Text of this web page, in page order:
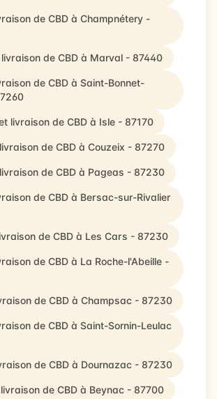
de CBD à Champnétery -
de CBD à Marval - 87440
de CBD à Saint-Bonnet-
livraison de CBD à Isle - 87170
de CBD à Couzeix - 87270
de CBD à Pageas - 87230
de CBD à Bersac-sur-Rivalier
de CBD à Les Cars - 87230
de CBD à La Roche-l'Abeille -
de CBD à Champsac - 87230
de CBD à Saint-Sornin-Leulac
de CBD à Dournazac - 87230
de CBD à Beynac - 87700